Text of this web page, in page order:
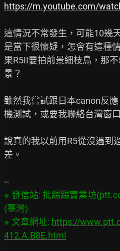
https://m.youtube.com/
這情況不常發生，可能10幾
是當下很懷疑，怎會有這種
果R5II要拍前景細枝鳥，那
景？
雖然我嘗試跟日本canon反
機測試，或要我聯絡台灣窗
說真的我以前用R5從沒遇到
差。
※ 發信站: 批踢踢實業坊
(臺灣)
※ 文章網址: https://
412.A.B8E.html